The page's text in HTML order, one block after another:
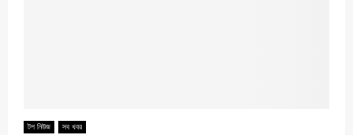
টপ নিউজ সব খবর